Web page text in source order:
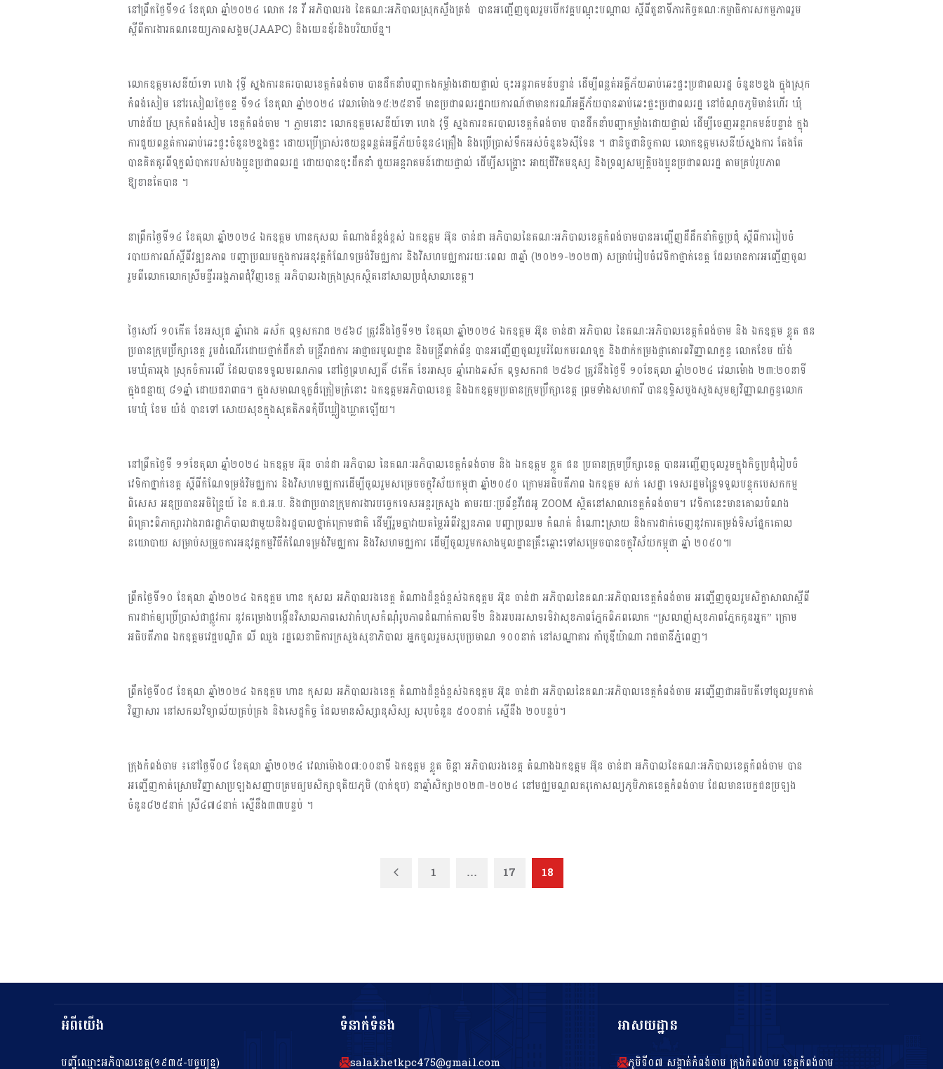
នៅព្រឹកថ្ងៃទី១៤​ ខែតុលា​ ឆ្នាំ២០២៤​ លោក​ វន​ វី​ អភិបាលរង​ នៃគណៈអភិបាលស្រុកស្ទឹងត្រង់ ​​ បានអញ្ជេីញចូលរួមបើកវគ្គបណ្ដុះបណ្ដាល​ ស្ដីពីតួនាទីភារកិច្ចគណៈកម្មាធិការសកម្មភាពរួម
ស្ដីពីការងារគណនេយ្យភាពសង្គម(JAAPC)​ និងយេនឌ័រនិងបរិយាប័ន្ន។
លោកឧត្តមសេនីយ៍ទោ ហេង វុទ្ធី ស្នងការនគរបាលខេត្តកំពង់ចាម បានដឹកនាំបញ្ជាកងកម្លាំងដោយផ្ទាល់ ចុះអន្តរាគមន៍បន្ទាន់ ដើម្បីពន្លត់អគ្គីភ័យឆាប់ឆេះផ្ទះប្រជាពលរដ្ឋ ចំនួន២ខ្នង ក្នុងស្រុក
កំពង់សៀម នៅរសៀលថ្ងៃចន្ទ ទី១៤ ខែតុលា ឆ្នាំ២០២៤ វេលាម៉ោង១៥:២៥នាទី មានប្រជាពលរដ្ឋរាយការណ៍ថាមានករណីអគ្គីភ័យបានឆាប់ឆេះផ្ទះប្រជាពលរដ្ឋ នៅចំណុចភូមិមាន់ហើរ ឃុំ
ហាន់ជ័យ ស្រុកកំពង់សៀម ខេត្តកំពង់ចាម ។ ភ្លាមនោះ លោកឧត្តមសេនីយ៍ទោ ហេង វុទ្ធី ស្នងការនគរបាលខេត្តកំពង់ចាម បានដឹកនាំបញ្ជាកម្លាំងដោយផ្ទាល់ ដើម្បីចេញអន្តរាគមន៍បន្ទាន់ ក្នុង
ការជួយពន្លត់ការឆាប់ឆេះផ្ទះចំនួន២ខ្នងផ្ទះ ដោយប្រើប្រាស់រថយន្តពន្លត់អគ្គីភ័យចំនួន៤គ្រឿង និងប្រើប្រាស់ទឹកអស់ចំនួន៦ស៊ីទែន ។ ជានិច្ចជានិច្ចកាល លោកឧត្តមសេនីយ៍ស្នងការ តែងតែ
បានគិតគូរពីទុក្ខលំបាករបស់បងប្អូនប្រជាពលរដ្ឋ ដោយបានចុះដឹកនាំ ជួយអន្តរាគមន៍ដោយផ្ទាល់ ដើម្បីសង្គ្រោះ អាយុជីវិតមនុស្ស និងទ្រព្យសម្បត្តិបងប្អូនប្រជាពលរដ្ឋ តាមគ្រប់រូបភាព
ឱ្យខានតែបាន ។
នាព្រឹកថ្ងៃទី១៤ ខែតុលា ឆ្នាំ២០២៤ ឯកឧត្ដម ហាន​កុសល តំណាងដ៏ខ្ពង់ខ្ពស់ ឯកឧត្ដម អ៊ុន ចាន់ដា អភិបាលនៃគណៈអភិបាលខេត្តកំពង់ចាមបានអញ្ជើញដឹដឹកនាំកិច្ចប្រជុំ ស្តីពីការរៀបចំ
របាយការណ៍ស្តីពីវឌ្ឍនភាព បញ្ហាប្រឈមក្នុងការអនុវត្តកំណែទម្រង់វិមជ្ឈការ និងវិសហមជ្ឈការរយៈពេល ៣ឆ្នាំ (២០២១-២០២៣) សម្រាប់រៀបចំវេទិកាថ្នាក់ខេត្ត ដែលមានការអញ្ជើញចូល
រួមពីលោកលោកស្រីមន្ទីរអង្គភាពជុំវិញខេត្ត អភិបាលរងក្រុងស្រុកស្ថិតនៅសាលប្រជុំសាលាខេត្ត។
ថ្ងៃសៅរ៍ ១០កើត ខែអស្សុជ ឆ្នាំរោង ឆស័ក ពុទ្ធសករាជ ២៥៦៨ ត្រូវនឹងថ្ងៃទី១២ ខែតុលា ឆ្នាំ២០២៤ ឯកឧត្តម អ៊ុន ចាន់ដា អភិបាល នៃគណៈអភិបាលខេត្តកំពង់ចាម និង ឯកឧត្តម ខ្លូត ផន
ប្រធានក្រុមប្រឹក្សាខេត្ត រួមដំណើរដោយថ្នាក់ដឹកនាំ មន្ត្រីរាជការ អាជ្ញាធរមូលដ្ឋាន និងមន្ត្រីពាក់ព័ន្ធ បានអញ្ជើញចូលរួមរំលែកមរណទុក្ខ និងដាក់កម្រងផ្កាគោរពវិញ្ញាណក្ខន្ធ លោកខែម យ៉ង់
មេឃុំតាអុង ស្រុកចំការលើ ដែលបានទទួលមរណភាព នៅថ្ងៃព្រហស្បតិ៍ ៨កើត ខែអាសុច ឆ្នាំរោងឆស័ក ពុទ្ធសករាជ ២៥៦៨ ត្រូវនឹងថ្ងៃទី ១០ខែតុលា ឆ្នាំ២០២៤ វេលាម៉ោង ២៣:២០នាទី
ក្នុងជន្មាយុ ៨១ឆ្នាំ ដោយជរាពាធ។ ក្នុងសមាណទុក្ខដ៏ក្រៀមក្រំនោះ ឯកឧត្តមអភិបាលខេត្ត និងឯកឧត្តមប្រធានក្រុមប្រឹក្សាខេត្ត ព្រមទាំងសហការី បានឧទ្ទិសបួងសួងសូមឲ្យវិញ្ញាណក្ខន្ធលោក
មេឃុំ ខែម យ៉ង់ បានទៅ សោយសុខក្នុងសុគតិភពកុំបីឃ្លៀងឃ្លាតឡើយ។
នៅព្រឹកថ្ងៃទី ១១ខែតុលា ឆ្នាំ២០២៤ ឯកឧត្តម អ៊ុន ចាន់ដា អភិបាល នៃគណៈអភិបាលខេត្តកំពង់ចាម និង ឯកឧត្តម ខ្លូត ផន ប្រធានក្រុមប្រឹក្សាខេត្ត បានអញ្ជើញចូលរួមក្នុងកិច្ចប្រជុំរៀបចំ
វេទិកាថ្នាក់ខេត្ត ស្តីពីកំណែទម្រង់វិមជ្ឈការ និងវិសហមជ្ឈការដើម្បីចូលរួមសម្រេចចក្ខុវិស័យកម្ពុជា ឆ្នាំ២០៥០ ក្រោមអធិបតីភាព ឯកឧត្តម សក់ សេដ្ឋា ទេសរដ្ឋមន្រ្តៃទទួលបន្ទុកបេសកកម្ម
ពិសេស អនុប្រធានអចិន្ដ្រៃយ៍ នៃ គ.ជ.អ.ប. និងជាប្រធានក្រុមការងារបចេ្ចកទេសអន្តរក្រសួង តាមរយៈប្រព័ន្ធវីដេអូ ZOOM ស្ថិតនៅសាលាខេត្តកំពង់ចាម។ វេទិកានេះមានគោលបំណង
ពិគ្រោះពិភាក្សារវាងរាជរដ្ឋាភិបាលជាមួយនិងរដ្ឋបាលថ្នាក់ក្រោមជាតិ ដើម្បីរួមគ្នាវាយតម្លៃអំពីវឌ្ឍនភាព បញ្ហាប្រឈម កំណត់ ដំណោះស្រាយ និងការដាក់ចេញនូវការតម្រង់ទិសផ្នែកគោល
នយោបាយ សម្រាប់សម្រួចការអនុវត្តកម្មវិធីកំណែទម្រង់វិមជ្ឈការ និងវិសហមជ្ឈការ ដើម្បីចូលរួមកសាងមូលដ្ឋានគ្រឹះឆ្ពោះទៅសម្រេចបានចក្ខុវិស័យកម្ពុជា ឆ្នាំ ២០៥០៕
ព្រឹកថ្ងៃទី១០ ខែតុលា ឆ្នាំ២០២៤ ឯកឧត្តម ហាន កុសល អភិបាលរងខេត្ត តំណាងដ៏ខ្ពង់ខ្ពស់ឯកឧត្តម អ៊ុន ចាន់ដា អភិបាលនៃគណៈអភិបាលខេត្តកំពង់ចាម អញ្ជើញចូលរួមសិក្ខាសាលាស្ដីពី
ការដាក់ឲ្យប្រើប្រាស់ជាផ្លូវការ នូវគម្រោងបង្កើនវិសាលភាពសេវាកំហុសកំណុំរូបភាពដំណាក់កាលទី២ និងអបអរសាទរទិវាសុខភាពភ្នែកពិភពលោក “ស្រលាញ់សុខភាពភ្នែកកូនអ្នក” ក្រោម
អធិបតីភាព ឯកឧត្តមវេជ្ជបណ្ឌិត លី ឈួង រដ្ឋលេខាធិការក្រសួងសុខាភិបាល អ្នកចូលរួមសរុបប្រមាណ ១០០នាក់ នៅសណ្ឋាគារ កាំបូឌីយ៉ាណា រាជធានីភ្នំពេញ។
ព្រឹកថ្ងៃទី០៨ ខែតុលា ឆ្នាំ២០២៤ ឯកឧត្តម ហាន កុសល អភិបាលរងខេត្ត តំណាងដ៏ខ្ពង់ខ្ពស់ឯកឧត្តម អ៊ុន ចាន់ដា អភិបាលនៃគណៈអភិបាលខេត្តកំពង់ចាម អញ្ជើញជាអធិបតីទៅចូលរួមកាត់
វិញ្ញាសារ នៅសកលវិទ្យាល័យគ្រប់គ្រង និងសេដ្ឋកិច្ច ដែលមានសិស្សានុសិស្ស សរុបចំនួន ៥០០នាក់ ស្មើនឹង ២០បន្ទប់។
ក្រុងកំពង់ចាម ៖នៅថ្ងៃទី០៨ ខែតុលា ឆ្នាំ២០២៤ វេលាម៉ោង០៧:០០នាទី ឯកឧត្តម ខ្លូត ចិន្តា អភិបាលរងខេត្ត តំណាងឯកឧត្តម អ៊ុន ចាន់ដា អភិបាលនៃគណៈអភិបាលខេត្តកំពង់ចាម បាន
អញ្ជើញកាត់ស្រោមវិញ្ញាសាប្រឡងសញ្ញាបត្រមធ្យមសិក្សាទុតិយភូមិ (បាក់ឌុប) នាឆ្នាំសិក្សា២០២៣-២០២៤ នៅមជ្ឈមណ្ឌលគរុកោសល្យភូមិភាគខេត្តកំពង់ចាម ដែលមានបេក្ខជនប្រឡង
ចំនួន៨២៥នាក់ ស្រី៤៧៤នាក់ ស្មើនឹង៣៣បន្ទប់ ។
Previous
1 … 17 18
អំពីយើង
បញ្ជីឈ្មោះអភិបាលខេត្ត(១៩៣៥-បច្ចុប្បន្ន)
ទំនាក់ទំនង
salakhetkpc475@gmail.com
អាសយដ្ឋាន
ភូមិទី០៧ សង្កាត់កំពង់ចាម ក្រុងកំពង់ចាម ខេត្តកំពង់ចាម